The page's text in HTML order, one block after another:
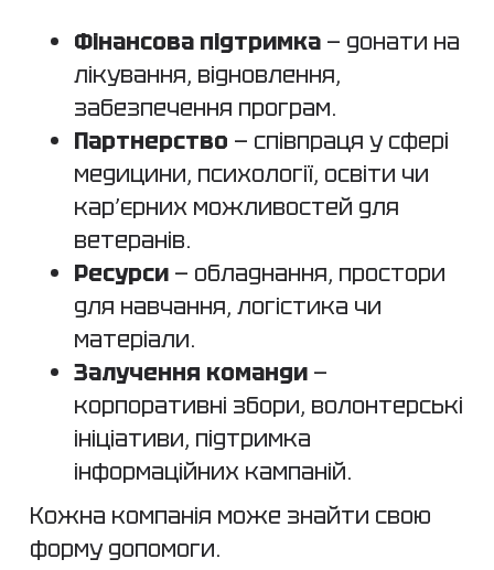
Фінансова підтримка — донати на
лікування, відновлення,
забезпечення програм.
Партнерство — співпраця у сфері
медицини, психології, освіти чи
кар’єрних можливостей для
ветеранів.
Ресурси — обладнання, простори
для навчання, логістика чи
матеріали.
Залучення команди —
корпоративні збори, волонтерські
ініціативи, підтримка
інформаційних кампаній.
Кожна компанія може знайти свою
форму допомоги.